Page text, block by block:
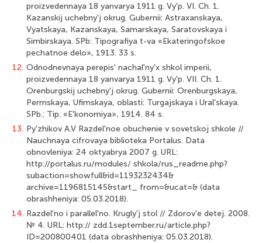
proizvedennaya 18 yanvarya 1911 g. Vy'p. VI. Ch. 1.
Kazanskij uchebny'j okrug. Gubernii: Astraxanskaya,
Vyatskaya, Kazanskaya, Samarskaya, Saratovskaya i
Simbirskaya. SPb: Tipografiya t-va «Ekateringofskoe
pechatnoe delo», 1913. 33 s.
12. Odnodnevnaya perepis' nachal'ny'x shkol imperii,
proizvedennaya 18 yanvarya 1911 g. Vy'p. VII. Ch. 1.
Orenburgskij uchebny'j okrug. Gubernii: Orenburgskaya,
Permskaya, Ufimskaya, oblasti: Turgajskaya i Ural'skaya.
SPb.: Tip. «E'konomiya», 1914. 84 s.
13. Py'zhikov A.V Razdel'noe obuchenie v sovetskoj shkole //
Nauchnaya cifrovaya biblioteka Portalus. Data
obnovleniya: 24 oktyabrya 2007 g. URL:
http://portalus.ru/modules/ shkola/rus_readme.php?
subaction=showfull&id=1193232434&
archive=1196815145&start_ from=&ucat=& (data
obrashheniya: 05.03.2018).
14. Razdel'no i parallel'no. Krugly'j stol // Zdorov'e detej. 2008.
№ 4. URL: http:// zdd.1september.ru/article.php?
ID=200800401 (data obrashheniya: 05.03.2018).